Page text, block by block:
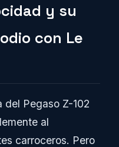
y su
con Le
del Pegaso Z-102
al
carroceros. Pero